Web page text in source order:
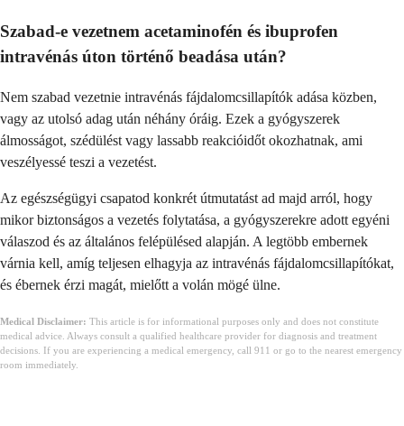
Szabad-e vezetnem acetaminofén és ibuprofen
intravénás úton történő beadása után?
Nem szabad vezetnie intravénás fájdalomcsillapítók adása közben,
vagy az utolsó adag után néhány óráig. Ezek a gyógyszerek
álmosságot, szédülést vagy lassabb reakcióidőt okozhatnak, ami
veszélyessé teszi a vezetést.
Az egészségügyi csapatod konkrét útmutatást ad majd arról, hogy
mikor biztonságos a vezetés folytatása, a gyógyszerekre adott egyéni
válaszod és az általános felépülésed alapján. A legtöbb embernek
várnia kell, amíg teljesen elhagyja az intravénás fájdalomcsillapítókat,
és ébernek érzi magát, mielőtt a volán mögé ülne.
Medical Disclaimer: This article is for informational purposes only and does not constitute
medical advice. Always consult a qualified healthcare provider for diagnosis and treatment
decisions. If you are experiencing a medical emergency, call 911 or go to the nearest emergency
room immediately.